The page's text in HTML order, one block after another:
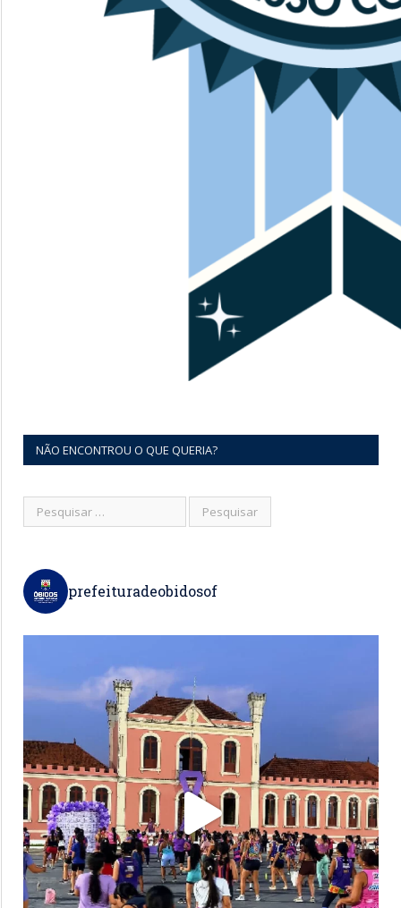
NÃO ENCONTROU O QUE QUERIA?
prefeituradeobidosof